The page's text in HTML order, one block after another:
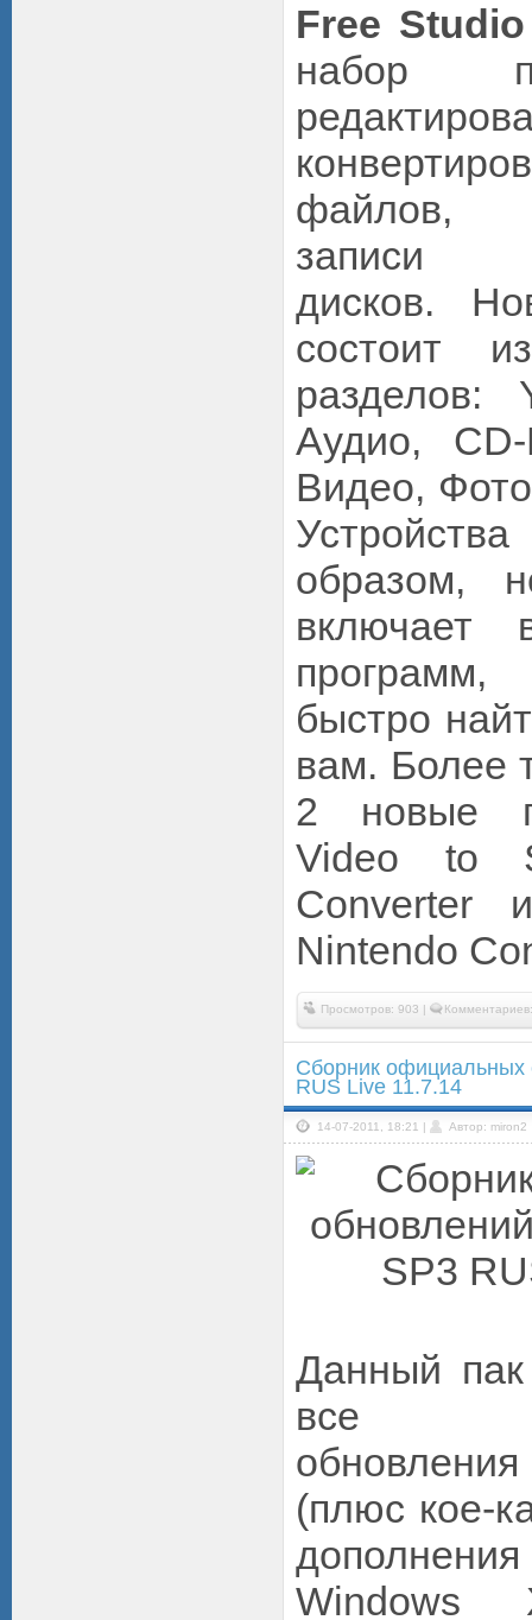
Free Studio
набор
файлов,
записи
дисков.
состоит
разделов:
Аудио,
Видео,
образом,
быстро
вам. Более
2 новые
Video to
Converter
Nintendo
Просмотров: 903 |
Сборник официальных
RUS Live 11.7.14
14-07-2011, 18:21 | Автор: miron2
Данный
все
(плюс кое-